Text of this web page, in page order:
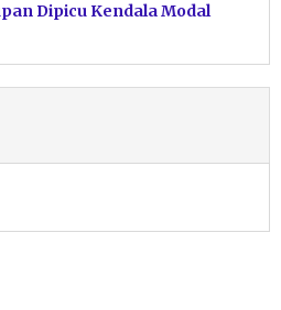
Dipicu Kendala Modal